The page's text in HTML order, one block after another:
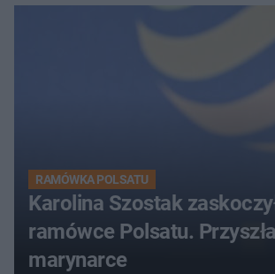
RAMÓWKA POLSATU
Karolina Szostak
ramówce Polsatu.
marynarce